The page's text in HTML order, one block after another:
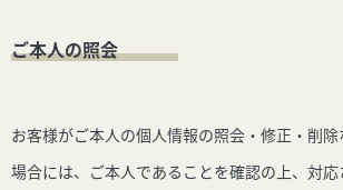
ご本人の照会
お客様がご本人の個人情報の照会・修正・削
場合には、ご本人であることを確認の上、対